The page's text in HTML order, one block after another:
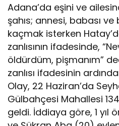
Adana’da eşini ve
şahıs; annesi, babası ve
kaçmak isterken
zanlısının ifadesinde,
öldürdüm, pişmanım”
zanlısı ifadesinin
Olay, 22 Haziran’da
Gülbahçesi Mahallesi
geldi. İddiaya göre, 1 yıl